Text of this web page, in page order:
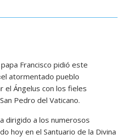
papa Francisco pidió este
atormentado pueblo
el Ángelus con los fieles
Pedro del Vaticano.
dirigido a los numerosos
hoy en el Santuario de la Divina